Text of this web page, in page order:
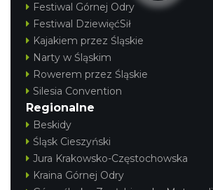
Festiwal Górnej Odry
Festiwal DziewięćSił
Kajakiem przez Śląskie
Narty w Śląskim
Rowerem przez Śląskie
Silesia Convention
Regionalne
Beskidy
Śląsk Cieszyński
Jura Krakowsko-Częstochowska
Kraina Górnej Odry